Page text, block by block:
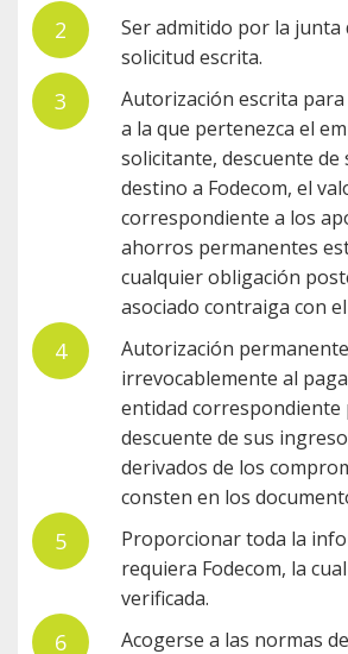
Ser admitido por la junta
solicitud escrita.
Autorización escrita
a la que pertenezca el
solicitante, descuente de
destino a Fodecom, el
correspondiente a los
ahorros permanentes
cualquier obligación
asociado contraiga con
Autorización
irrevocablemente al
entidad correspondiente
descuente de sus
derivados de los
consten en los
Proporcionar toda la
requiera Fodecom, la
verificada.
Acogerse a las normas